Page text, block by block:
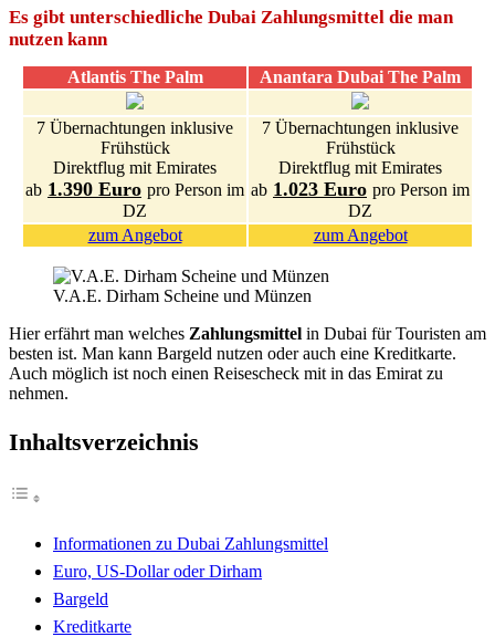
Es gibt unterschiedliche Dubai Zahlungsmittel die man
nutzen kann
Atlantis The Palm Anantara Dubai The Palm
7 Übernachtungen inklusive
Frühstück
Direktflug mit Emirates
ab 1.390 Euro pro Person im
DZ
7 Übernachtungen inklusive
Frühstück
Direktflug mit Emirates
ab 1.023 Euro pro Person im
DZ
zum Angebot
zum Angebot
V.A.E. Dirham Scheine und Münzen
Hier erfährt man welches Zahlungsmittel in Dubai für Touristen am
besten ist. Man kann Bargeld nutzen oder auch eine Kreditkarte.
Auch möglich ist noch einen Reisescheck mit in das Emirat zu
nehmen.
Inhaltsverzeichnis
Informationen zu Dubai Zahlungsmittel
Euro, US-Dollar oder Dirham
Bargeld
Kreditkarte